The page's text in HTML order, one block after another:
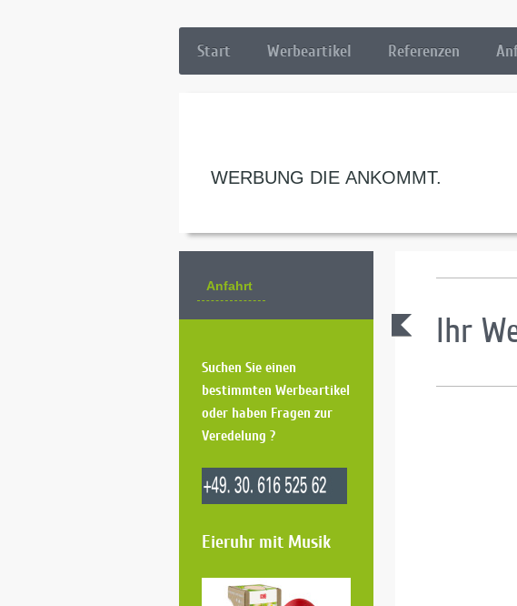
Start Werbeartikel Referenzen
WERBUNG DIE ANKOMMT.
Ihr
Anfahrt
Suchen Sie einen
bestimmten Werbeartikel
oder haben Fragen zur
Veredelung ?
Eieruhr mit Musik